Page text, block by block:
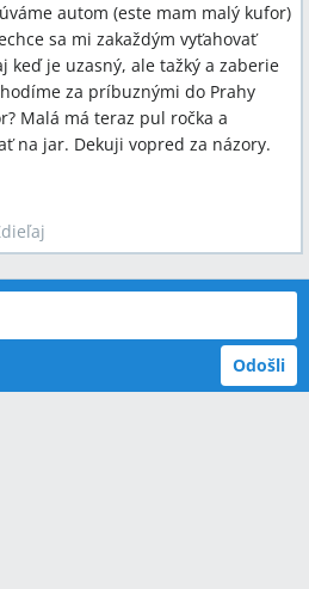
autom (este mam malý kufor)
sa mi zakaždým vyťahovať
keď je uzasný, ale tažký a zaberie
za príbuznými do Prahy
Malá má teraz pul ročka a
na jar. Dekuji vopred za názory.
Odošli